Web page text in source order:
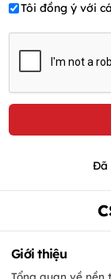
Tôi đồng ý với
Đã
Giới thiệu
Tổng quan về nền